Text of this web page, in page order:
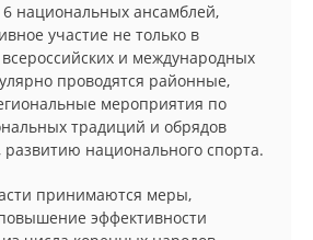
6 национальных ансамблей,
участие не только в
и международных
проводятся районные,
мероприятия по
традиций и обрядов
национального спорта.
принимаются меры,
эффективности